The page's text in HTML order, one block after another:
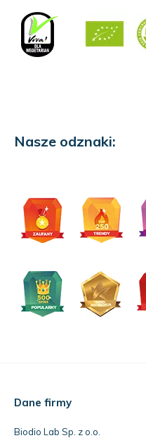
Nasze odznaki:
Dane firmy
Biodio Lab Sp. z o.o.